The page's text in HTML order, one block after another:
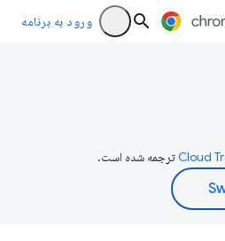
ورود به برنامه
ترجمه شده است.